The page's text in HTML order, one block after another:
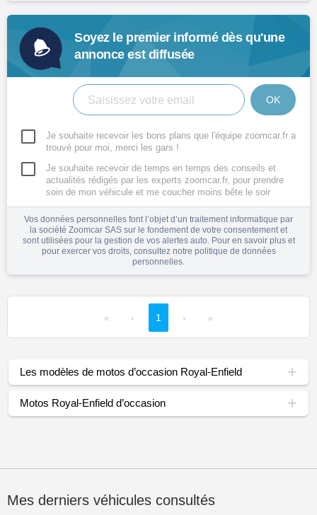
Soyez le premier informé dès qu'une
annonce est diffusée
OK
Je souhaite recevoir les bons plans que l'équipe zoomcar.fr a
trouvé pour moi, merci les gars !
Je souhaite recevoir de temps en temps des conseils et
actualités rédigés par les experts zoomcar.fr, pour prendre
soin de mon véhicule et me coucher moins bête le soir
Vos données personnelles font l’objet d’un traitement informatique par
la société Zoomcar SAS sur le fondement de votre consentement et
sont utilisées pour la gestion de vos alertes auto. Pour en savoir plus et
pour exercer vos droits, consultez notre politique de données
personnelles.
« ‹ 1 › »
Les modèles de motos d’occasion Royal-Enfield
Motos Royal-Enfield d’occasion
Mes derniers véhicules consultés